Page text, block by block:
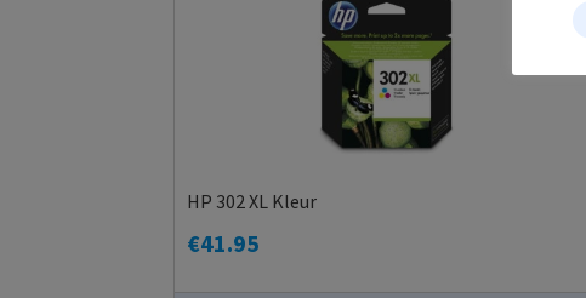
HP 302 XL Kleur
€41.95